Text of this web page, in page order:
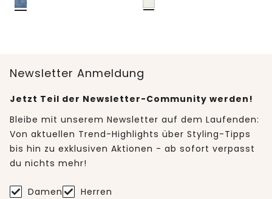
Newsletter Anmeldung
Jetzt Teil der Newsletter-Community werden!
Bleibe mit unserem Newsletter auf dem Laufenden:
Von aktuellen Trend-Highlights über Styling-Tipps
bis hin zu exklusiven Aktionen - ab sofort verpasst
du nichts mehr!
Damen Herren